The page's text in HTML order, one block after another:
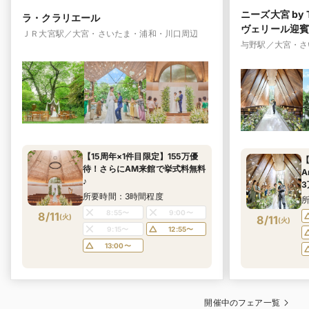
ラ・クラリエール
ＪＲ大宮駅／大宮・さいたま・浦和・川口周辺
8/11(火)
【15周年×1件目限定】155万優
待！さらにAM来館で挙式料無料
♪
所要時間：3時間程度
8:55〜
9:00〜
9:15〜
12:55〜
13:00〜
ニーズ大宮 by
ヴェリール迎
与野駅／大宮・
8/11(火)
3
開催中のフェア一覧